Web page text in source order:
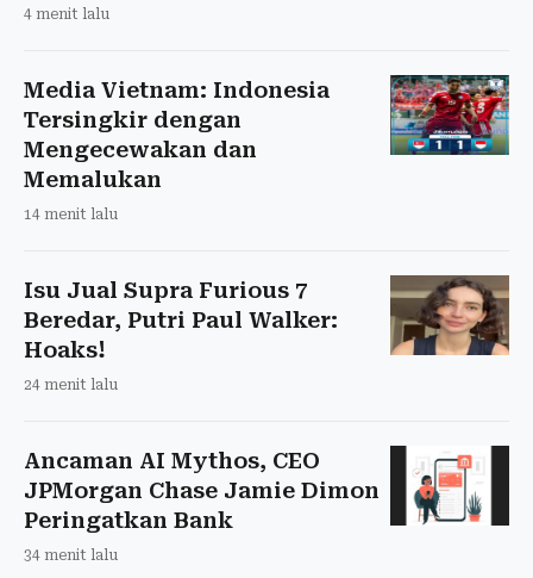
4 menit lalu
Media Vietnam: Indonesia
Tersingkir dengan
Mengecewakan dan
Memalukan
14 menit lalu
Isu Jual Supra Furious 7
Beredar, Putri Paul Walker:
Hoaks!
24 menit lalu
Ancaman AI Mythos, CEO
JPMorgan Chase Jamie Dimon
Peringatkan Bank
34 menit lalu